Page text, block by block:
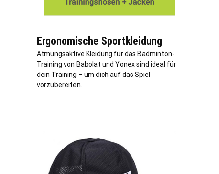
Ergonomische Sportkleidung
Atmungsaktive Kleidung für das Badminton-
Training von Babolat und Yonex sind ideal für
dein Training – um dich auf das Spiel
vorzubereiten.